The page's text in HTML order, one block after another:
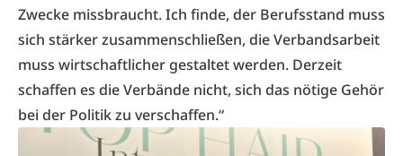
Zwecke missbraucht. Ich finde, der Berufsstand muss
sich stärker zusammenschließen, die Verbandsarbeit
muss wirtschaftlicher gestaltet werden. Derzeit
schaffen es die Verbände nicht, sich das nötige Gehör
bei der Politik zu verschaffen.“